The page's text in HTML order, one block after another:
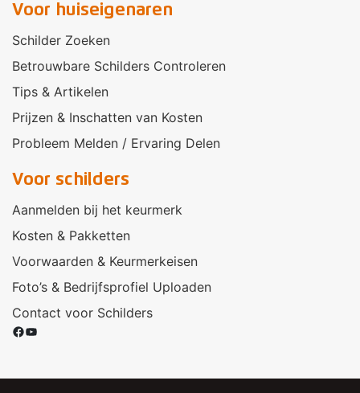
Voor huiseigenaren
Schilder Zoeken
Betrouwbare Schilders Controleren
Tips & Artikelen
Prijzen & Inschatten van Kosten
Probleem Melden / Ervaring Delen
Voor schilders
Aanmelden bij het keurmerk
Kosten & Pakketten
Voorwaarden & Keurmerkeisen
Foto’s & Bedrijfsprofiel Uploaden
Contact voor Schilders
Facebook
YouTube